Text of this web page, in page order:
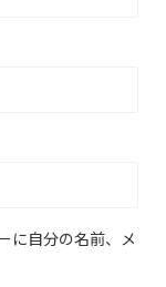
に自分の名前、メ